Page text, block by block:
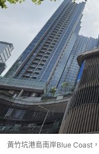
黃竹坑港島南岸Blue Coast